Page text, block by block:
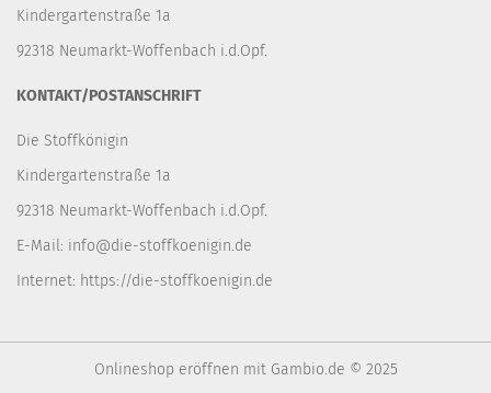
Kindergartenstraße 1a
92318 Neumarkt-Woffenbach i.d.Opf.
KONTAKT/POSTANSCHRIFT
Die Stoffkönigin
Kindergartenstraße 1a
92318 Neumarkt-Woffenbach i.d.Opf.
E-Mail: info@die-stoffkoenigin.de
Internet: https://die-stoffkoenigin.de
Onlineshop eröffnen mit Gambio.de © 2025